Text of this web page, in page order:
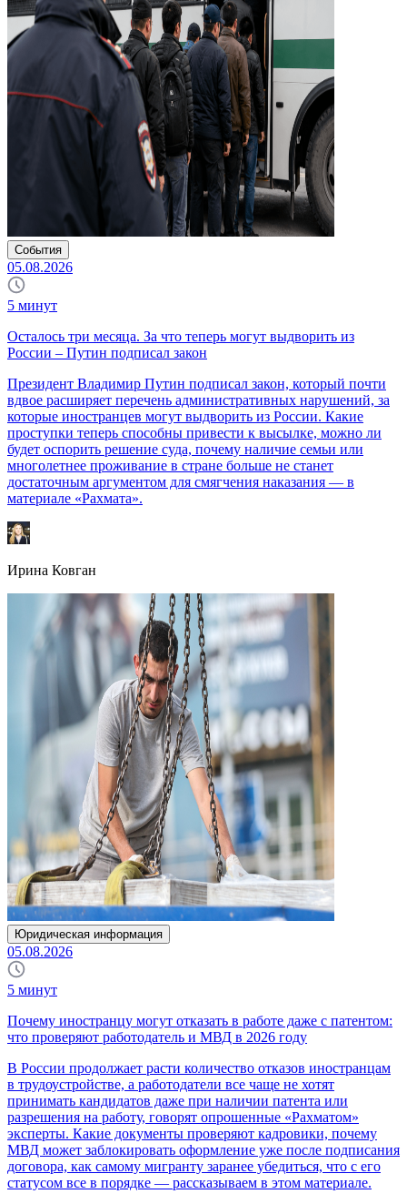
События
05.08.2026
5 минут
Осталось три месяца. За что теперь могут выдворить из
России – Путин подписал закон
Президент Владимир Путин подписал закон, который почти
вдвое расширяет перечень административных нарушений, за
которые иностранцев могут выдворить из России. Какие
проступки теперь способны привести к высылке, можно ли
будет оспорить решение суда, почему наличие семьи или
многолетнее проживание в стране больше не станет
достаточным аргументом для смягчения наказания — в
материале «Рахмата».
Ирина Ковган
Юридическая информация
05.08.2026
5 минут
Почему иностранцу могут отказать в работе даже с патентом:
что проверяют работодатель и МВД в 2026 году
В России продолжает расти количество отказов иностранцам
в трудоустройстве, а работодатели все чаще не хотят
принимать кандидатов даже при наличии патента или
разрешения на работу, говорят опрошенные «Рахматом»
эксперты. Какие документы проверяют кадровики, почему
МВД может заблокировать оформление уже после подписания
договора, как самому мигранту заранее убедиться, что с его
статусом все в порядке — рассказываем в этом материале.